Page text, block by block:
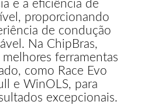
e a eficiência de
proporcionando
de condução
Na ChipBras,
melhores ferramentas
como Race Evo
e WinOLS, para
excepcionais.